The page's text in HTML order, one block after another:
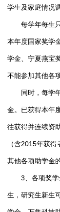
学生及家庭情况
每学年每生只
本年度国家奖学
学金、宁夏燕宝
不能参加其他各
同时，每学年
金。已获得本年
往获得并连续资
（含2015年获
其他各项助学金
3、各项奖学
生，研究生新生